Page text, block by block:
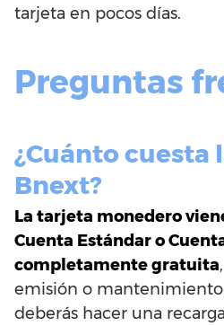
tarjeta en pocos días.
Preguntas
¿Cuánto cuesta
Bnext?
La tarjeta monedero
Cuenta Estándar o
completamente gratuita
emisión o
deberás hacer una